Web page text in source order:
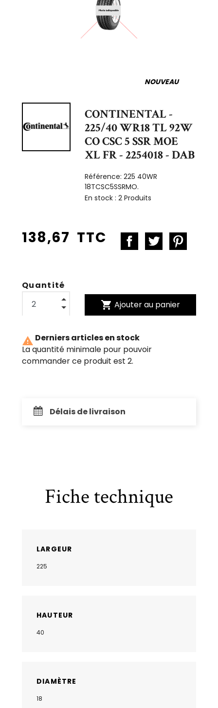
NOUVEAU
CONTINENTAL -
225/40 WR18 TL 92W
CO CSC 5 SSR MOE
XL FR - 2254018 - DAB
Référence:225 40WR
18TCSC5SSRMO.
En stock :2 Produits
138,67 TTC
Quantité
shopping_cart Ajouter au panier
 Derniers articles en stock
La quantité minimale pour pouvoir
commander ce produit est 2.
Délais de livraison
Fiche technique
LARGEUR
225
HAUTEUR
40
DIAMÈTRE
18